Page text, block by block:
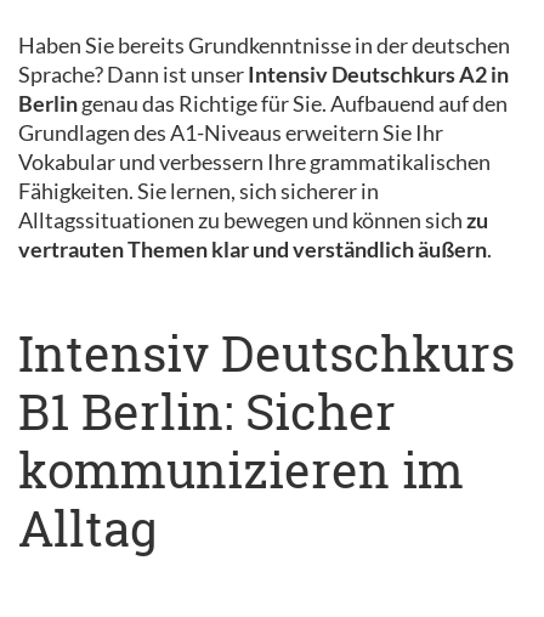
Haben Sie bereits Grundkenntnisse in der deutschen
Sprache? Dann ist unserIntensiv Deutschkurs A2 in
Berlingenau das Richtige für Sie. Aufbauend auf den
Grundlagen des A1-Niveaus erweitern Sie Ihr
Vokabular und verbessern Ihre grammatikalischen
Fähigkeiten. Sie lernen, sich sicherer in
Alltagssituationen zu bewegen und können sichzu
vertrauten Themen klar und verständlich äußern.
Intensiv Deutschkurs
B1 Berlin: Sicher
kommunizieren im
Alltag